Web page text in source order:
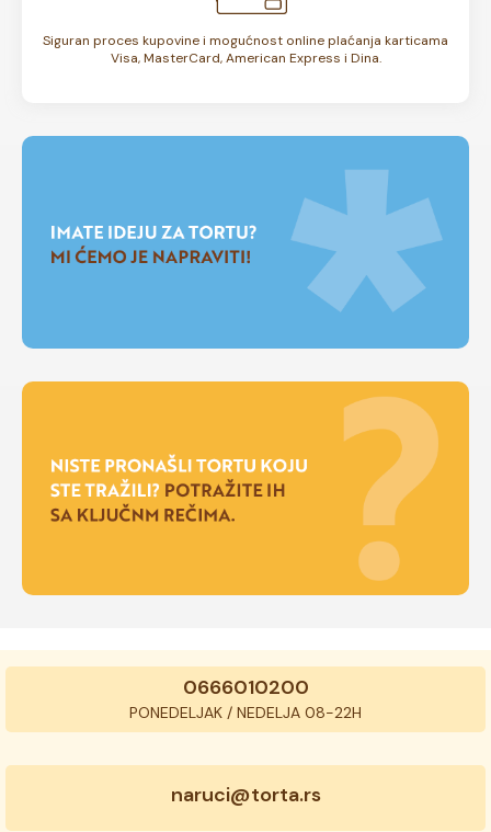
Siguran proces kupovine i mogućnost online plaćanja karticama
Visa, MasterCard, American Express i Dina.
0666010200
PONEDELJAK / NEDELJA 08-22H
naruci@torta.rs